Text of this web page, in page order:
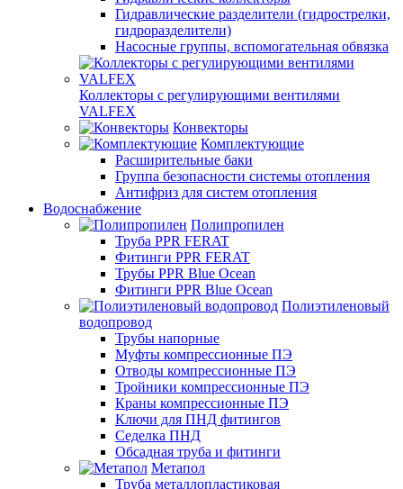
Гидравлические разделители (гидрострелки,
гидроразделители)
Насосные группы, вспомогательная обвязка
Коллекторы с регулирующими вентилями
VALFEX
Конвекторы
Комплектующие
Расширительные баки
Группа безопасности системы отопления
Антифриз для систем отопления
Водоснабжение
Полипропилен
Труба PPR FERAT
Фитинги PPR FERAT
Трубы PPR Blue Ocean
Фитинги PPR Blue Ocean
Полиэтиленовый
водопровод
Трубы напорные
Муфты компрессионные ПЭ
Отводы компрессионные ПЭ
Тройники компрессионные ПЭ
Краны компрессионные ПЭ
Ключи для ПНД фитингов
Седелка ПНД
Обсадная труба и фитинги
Метапол
Труба металлопластиковая